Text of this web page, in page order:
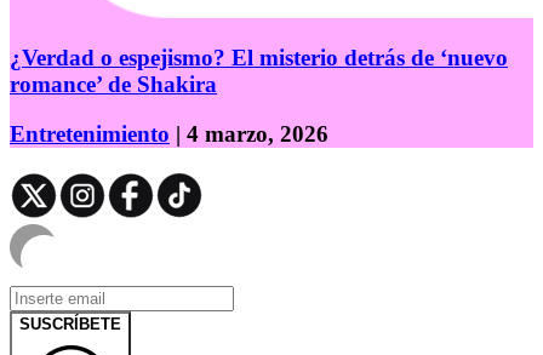
¿Verdad o espejismo? El misterio detrás de ‘nuevo
romance’ de Shakira
Entretenimiento | 4 marzo, 2026
SUSCRÍBETE